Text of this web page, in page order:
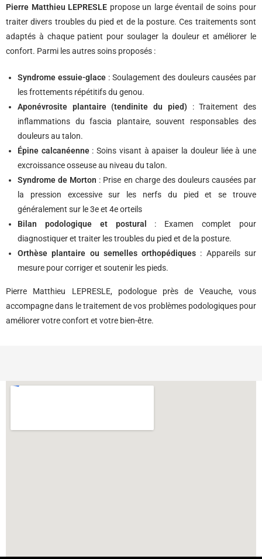
Pierre Matthieu LEPRESLE propose un large éventail de soins pour
traiter divers troubles du pied et de la posture. Ces traitements sont
adaptés à chaque patient pour soulager la douleur et améliorer le
confort. Parmi les autres soins proposés :
Syndrome essuie-glace : Soulagement des douleurs causées par
les frottements répétitifs du genou.
Aponévrosite plantaire (tendinite du pied) : Traitement des
inflammations du fascia plantaire, souvent responsables des
douleurs au talon.
Épine calcanéenne: Soins visant à apaiser la douleur liée à une
excroissance osseuse au niveau du talon.
Syndrome de Morton : Prise en charge des douleurs causées par
la pression excessive sur les nerfs du pied et se trouve
généralement sur le 3e et 4e orteils
Bilan podologique et postural
: Examen complet pour
diagnostiquer et traiter les troubles du pied et de la posture.
Orthèse plantaire ou semelles orthopédiques : Appareils sur
mesure pour corriger et soutenir les pieds.
Pierre Matthieu LEPRESLE, podologue près de Veauche, vous
accompagne dans le traitement de vos problèmes podologiques pour
améliorer votre confort et votre bien-être.